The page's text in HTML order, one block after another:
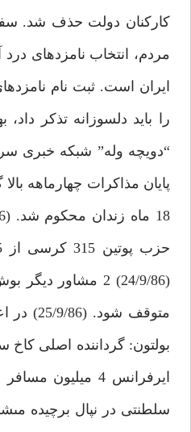
پايان مذاكرات چهارماهه
(24/9/86) 2